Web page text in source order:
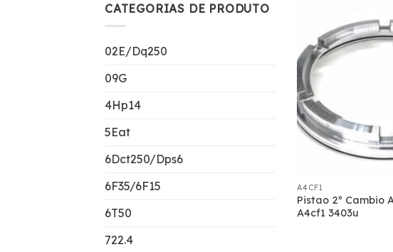
CATEGORIAS DE PRODUTO
02E/Dq250
09G
4Hp14
5Eat
6Dct250/Dps6
6F35/6F15
6T50
722.4
A4CF1
Pistao 2º Cambio
A4cf1 3403u